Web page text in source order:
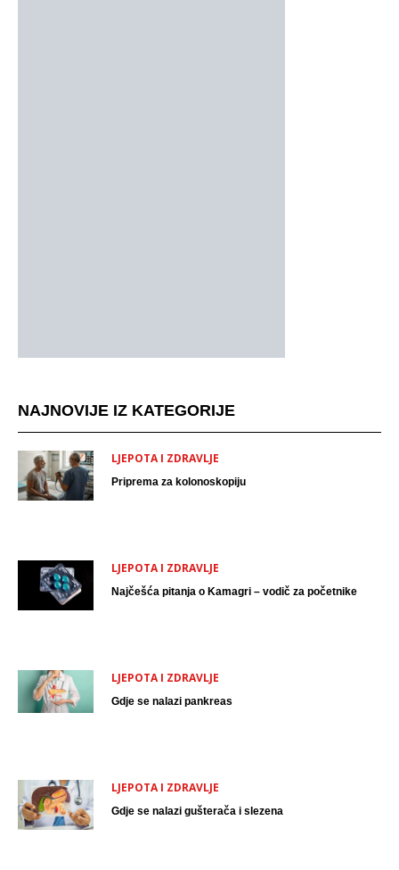
NAJNOVIJE IZ KATEGORIJE
LJEPOTA I ZDRAVLJE
Priprema za kolonoskopiju
LJEPOTA I ZDRAVLJE
Najčešća pitanja o Kamagri – vodič za početnike
LJEPOTA I ZDRAVLJE
Gdje se nalazi pankreas
LJEPOTA I ZDRAVLJE
Gdje se nalazi gušterača i slezena